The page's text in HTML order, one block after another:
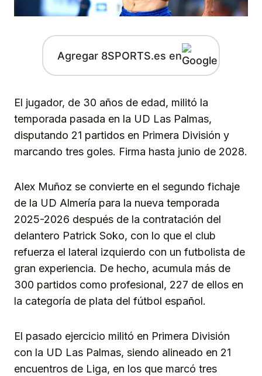
Agregar 8SPORTS.es en
El jugador, de 30 años de edad, militó la
temporada pasada en la UD Las Palmas,
disputando 21 partidos en Primera División y
marcando tres goles. Firma hasta junio de 2028.
Alex Muñoz se convierte en el segundo fichaje
de la UD Almería para la nueva temporada
2025-2026 después de la contratación del
delantero Patrick Soko, con lo que el club
refuerza el lateral izquierdo con un futbolista de
gran experiencia. De hecho, acumula más de
300 partidos como profesional, 227 de ellos en
la categoría de plata del fútbol español.
El pasado ejercicio militó en Primera División
con la UD Las Palmas, siendo alineado en 21
encuentros de Liga, en los que marcó tres